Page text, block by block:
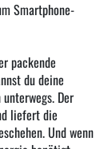
Smartphone-
packende
du deine
Der
liefert die
Und wenn